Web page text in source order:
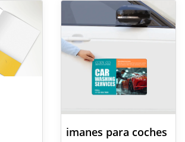
de presentación
imanes para coches
Ver detalles imanes para